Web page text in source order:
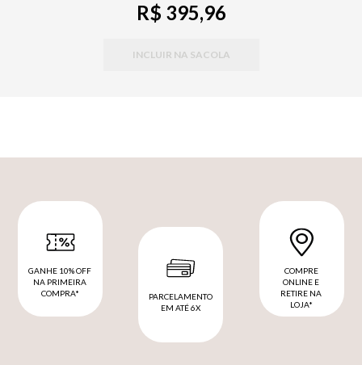
R$ 395,96
INCLUIR NA SACOLA
GANHE 10% OFF
NA PRIMEIRA
COMPRA*
PARCELAMENTO
EM ATÉ 6X
COMPRE
ONLINE E
RETIRE NA
LOJA*